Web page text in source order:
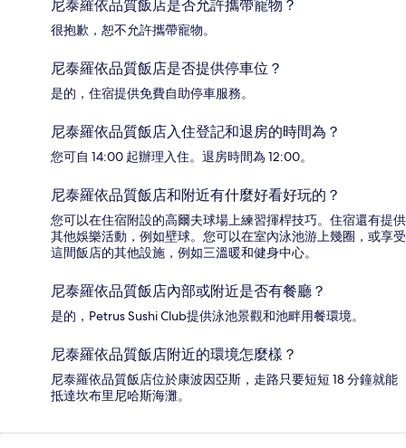
尼泰羅依品質飯店是否允許攜帶寵物？
很抱歉，恕不允許攜帶寵物。
尼泰羅依品質飯店是否提供停車位？
是的，住宿提供免費自助停車服務。
尼泰羅依品質飯店入住登記和退房的時間為？
您可自 14:00 起辦理入住。退房時間為 12:00。
尼泰羅依品質飯店和附近有什麼好看好玩的？
您可以在住宿附設的高爾夫球場上練習揮桿技巧。住宿還有提供
其他娛樂活動，例如壁球。您可以在室內泳池游上幾圈，或享受
這間飯店的其他設施，例如三溫暖和健身中心。
尼泰羅依品質飯店內部或附近是否有餐廳？
是的，Petrus Sushi Club提供泳池景觀和池畔用餐環境。
尼泰羅依品質飯店附近的環境怎麼樣？
尼泰羅依品質飯店位於康波因亞斯，走路只要短短 18 分鐘就能
抵達坎布里尼哈斯海灘。